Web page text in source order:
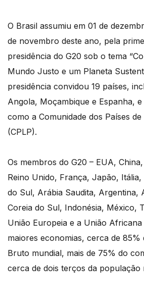
O Brasil assumiu em 01 de
de novembro deste ano, pela
presidência do G20 sob o tema
Mundo Justo e um Planeta
presidência convidou 19 países,
Angola, Moçambique e Espanha,
como a Comunidade dos Países
(CPLP).
Os membros do G20 – EUA,
Reino Unido, França, Japão,
do Sul, Arábia Saudita, Argentina,
Coreia do Sul, Indonésia, México,
União Europeia e a União
maiores economias, cerca de
Bruto mundial, mais de 75% do
cerca de dois terços da população